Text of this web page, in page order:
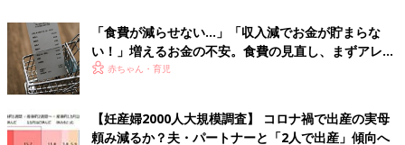
「食費が減らせない…」「収入減でお金が貯まらな
い！」増えるお金の不安。食費の見直し、まずアレを
チェックして【専門家】
赤ちゃん・育児
【妊産婦2000人大規模調査】 コロナ禍で出産の実母
頼み減るか？夫・パートナーと「2人で出産」傾向へ